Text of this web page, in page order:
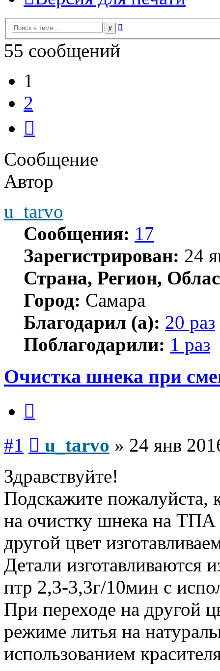
Поиск
55 сообщений
1
2
Сообщение
Автор
u_tarvo
Сообщения: 17
Зарегистрирован: 24
Страна, Регион,
Город: Самара
Благодарил (а): 20 раз
Поблагодарили: 1 раз
Очистка шнека при
#1 u_tarvo » 24 янв
Здравствуйте!
Подскажите пожалуйста,
на очистку шнека на ТПА
другой цвет
Детали
птр 2,3-3,3г/10мин с
При переходе на другой
режиме литья на
использованием